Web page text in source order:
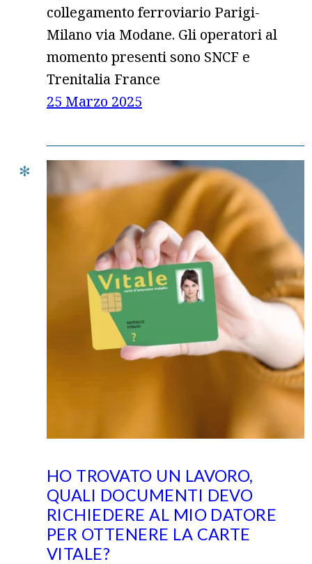
collegamento ferroviario Parigi-
Milano via Modane. Gli operatori al
momento presenti sono SNCF e
Trenitalia France
25 Marzo 2025
HO TROVATO UN LAVORO,
QUALI DOCUMENTI DEVO
RICHIEDERE AL MIO DATORE
PER OTTENERE LA CARTE
VITALE?